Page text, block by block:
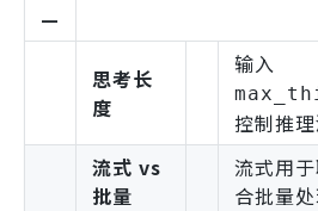
—
思考长
度
输入
控制推
流式 vs
批量
流式用
合批量